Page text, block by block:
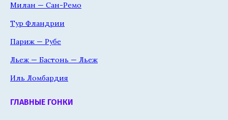
Милан — Сан-Ремо
Тур Фландрии
Париж — Рубе
Льеж — Бастонь — Льеж
Иль Ломбардия
ГЛАВНЫЕ ГОНКИ